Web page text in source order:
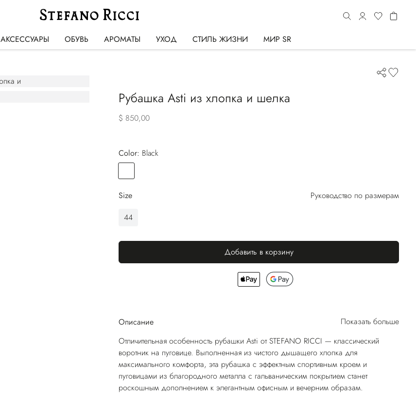
АКСЕССУАРЫ ОБУВЬ АРОМАТЫ УХОД СТИЛЬ ЖИЗНИ МИР SR
Рубашка Asti из хлопка и шелка
$ 850,00
Color:
black
Size
Руководство по размерам
44
Добавить в корзину
Описание
Показать больше
Отличительная особенность рубашки Asti от STEFANO RICCI — классический
воротник на пуговице. Выполненная из чистого дышащего хлопка для
максимального комфорта, эта рубашка с эффектным спортивным кроем и
пуговицами из благородного металла с гальваническим покрытием станет
роскошным дополнением к элегантным офисным и вечерним образам.